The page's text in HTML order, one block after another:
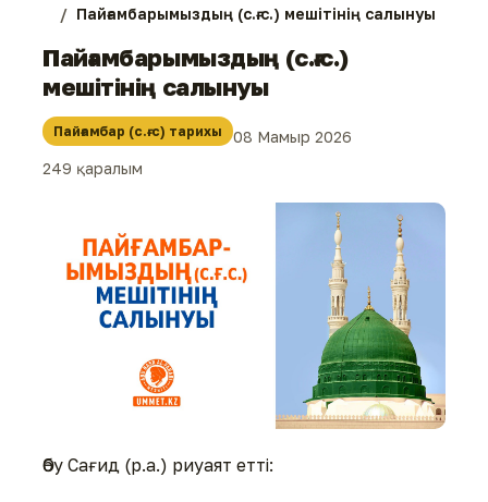
Пайғамбарымыздың (с.ғ.с.) мешітінің салынуы
Пайғамбарымыздың (с.ғ.с.)
мешітінің салынуы
Пайғамбар (с.ғ.с) тарихы
08 Мамыр 2026
249 қаралым
Әбу Сағид (р.а.) риуаят етті: